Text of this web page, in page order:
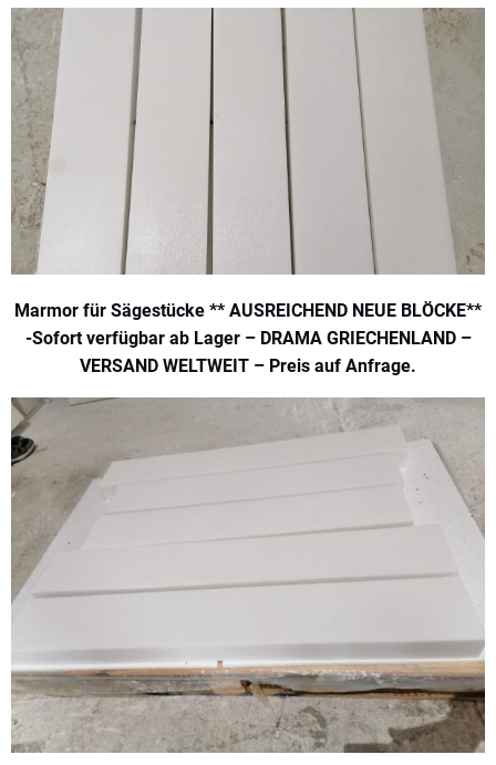
Marmor für Sägestücke ** AUSREICHEND NEUE BLÖCKE**
-Sofort verfügbar ab Lager – DRAMA GRIECHENLAND –
VERSAND WELTWEIT – Preis auf Anfrage.